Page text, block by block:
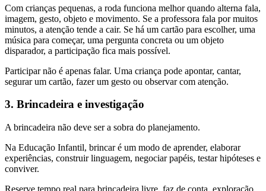
Com crianças pequenas, a roda funciona melhor quando alterna fala,
imagem, gesto, objeto e movimento. Se a professora fala por muitos
minutos, a atenção tende a cair. Se há um cartão para escolher, uma
música para começar, uma pergunta concreta ou um objeto
disparador, a participação fica mais possível.
Participar não é apenas falar. Uma criança pode apontar, cantar,
segurar um cartão, fazer um gesto ou observar com atenção.
3. Brincadeira e investigação
A brincadeira não deve ser a sobra do planejamento.
Na Educação Infantil, brincar é um modo de aprender, elaborar
experiências, construir linguagem, negociar papéis, testar hipóteses e
conviver.